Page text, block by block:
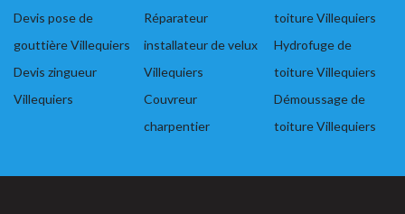
Devis pose de
gouttière Villequiers
Devis zingueur
Villequiers
Réparateur
installateur de velux
Villequiers
Couvreur
charpentier
toiture Villequiers
Hydrofuge de
toiture Villequiers
Démoussage de
toiture Villequiers